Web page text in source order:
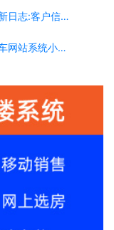
房云销更新日志:客户信息复制[0304]
快快二手车网站系统小程序，如何助力车商搭建自己平台